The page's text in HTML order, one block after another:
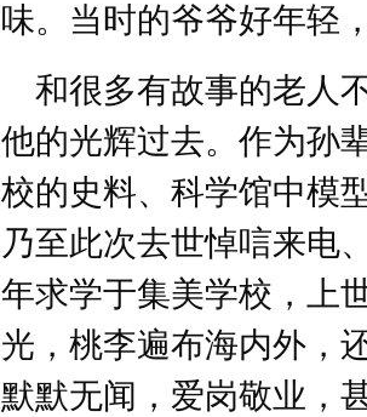
味。当时的爷爷好年
和很多有故事的老人
他的光辉过去。作为孙
校的史料、科学馆中模
乃至此次去世悼唁来电
年求学于集美学校，上
光，桃李遍布海内外，
默默无闻，爱岗敬业，